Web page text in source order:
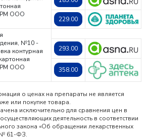
ООО
229.00
№10 -
контурная
ООО
293.00
358.00
о ценах на препараты не является
или покупке товара.
исключительно для сравнения цен в
деятельность в соответствии
закона «Об обращении лекарственных
№ 61-ФЗ.